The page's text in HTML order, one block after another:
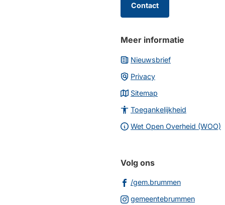
paginainhoud
Contact
Meer informatie
Nieuwsbrief
Privacy
Sitemap
Toegankelijkheid
Wet Open Overheid (WOO)
Volg ons
/gem.brummen(Verwijst
gemeentebrummen